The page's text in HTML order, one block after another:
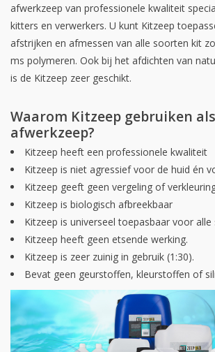
Over ons
Contact
afwerkzeep van professionele kwaliteit
kitters en verwerkers. U kunt Kitzeep
afstrijken en afmessen van alle soorten kit
ms polymeren. Ook bij het afdichten van
is de Kitzeep zeer geschikt.
Waarom Kitzeep gebruiken als
afwerkzeep?
Kitzeep heeft een professionele kwaliteit
Kitzeep is niet agressief voor de huid én
Kitzeep geeft geen vergeling of
Kitzeep is biologisch afbreekbaar
Kitzeep is universeel toepasbaar voor
Kitzeep heeft geen etsende werking.
Kitzeep is zeer zuinig in gebruik (1:30).
Bevat geen geurstoffen, kleurstoffen of